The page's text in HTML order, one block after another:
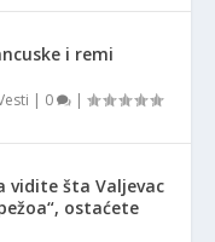
i remi
| 0 |
vidite šta Valjevac
ostaćete